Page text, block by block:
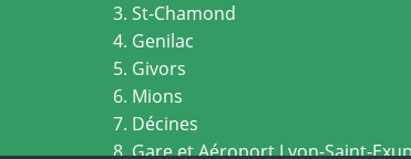
3. St-Chamond
4. Genilac
5. Givors
6. Mions
7. Décines
8. Gare et Aéroport Lyon-Saint-